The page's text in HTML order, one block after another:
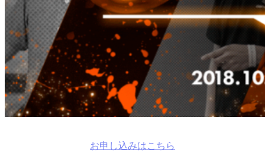
お申し込みはこちら